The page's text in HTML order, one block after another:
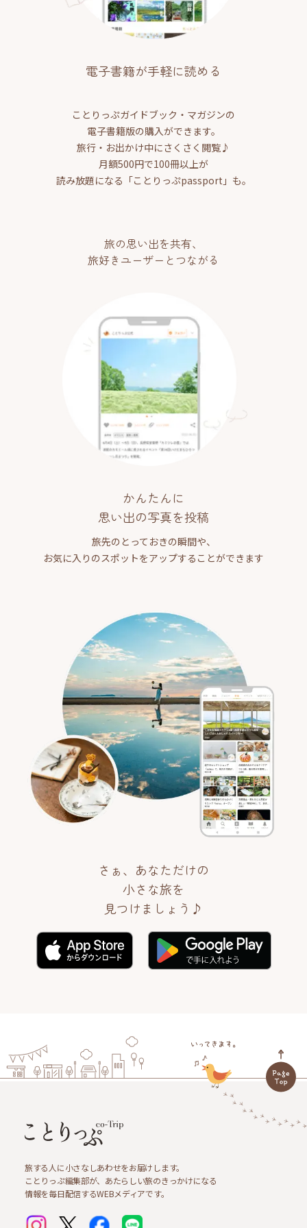
電子書籍が手軽に読める
ことりっぷガイドブック・マガジンの
電子書籍版の購入ができます。
旅行・お出かけ中にさくさく閲覧♪
月額500円で100冊以上が
読み放題になる「ことりっぷpassport」も。
旅の思い出を共有、
旅好きユーザーとつながる
かんたんに
思い出の写真を投稿
旅先のとっておきの瞬間や、
お気に入りのスポットをアップすることができます
さぁ、あなただけの
小さな旅を
見つけましょう♪
旅する人に小さなしあわせをお届けします。
ことりっぷ編集部が、あたらしい旅のきっかけになる
情報を毎日配信するWEBメディアです。